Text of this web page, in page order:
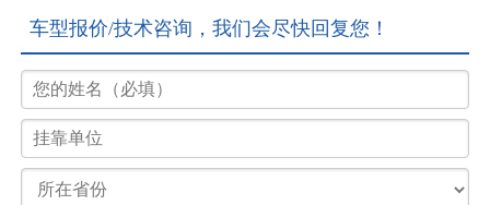
车型报价/技术咨询，我们会尽快回复您！